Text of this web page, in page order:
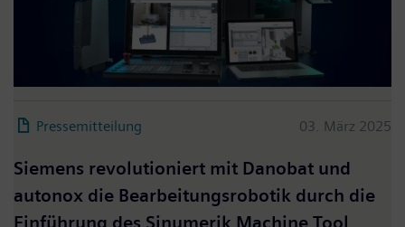
Pressemitteilung 03. März 2025
Siemens revolutioniert mit Danobat und
autonox die Bearbeitungsrobotik durch die